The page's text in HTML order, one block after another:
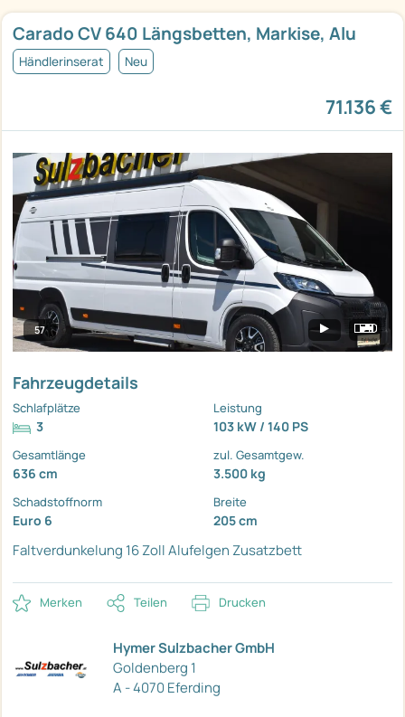
Carado CV 640 Längsbetten, Markise, Alu
Händlerinserat Neu
71.136 €
57
Fahrzeugdetails
Schlafplätze
3
Leistung
103 kW / 140 PS
Gesamtlänge
636 cm
zul. Gesamtgew.
3.500 kg
Schadstoffnorm
Euro 6
Breite
205 cm
Faltverdunkelung 16 Zoll Alufelgen Zusatzbett
Merken Teilen Drucken
Hymer Sulzbacher GmbH
Goldenberg 1
A - 4070 Eferding